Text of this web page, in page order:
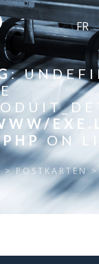
FR
:
ON
> POSTKARTEN